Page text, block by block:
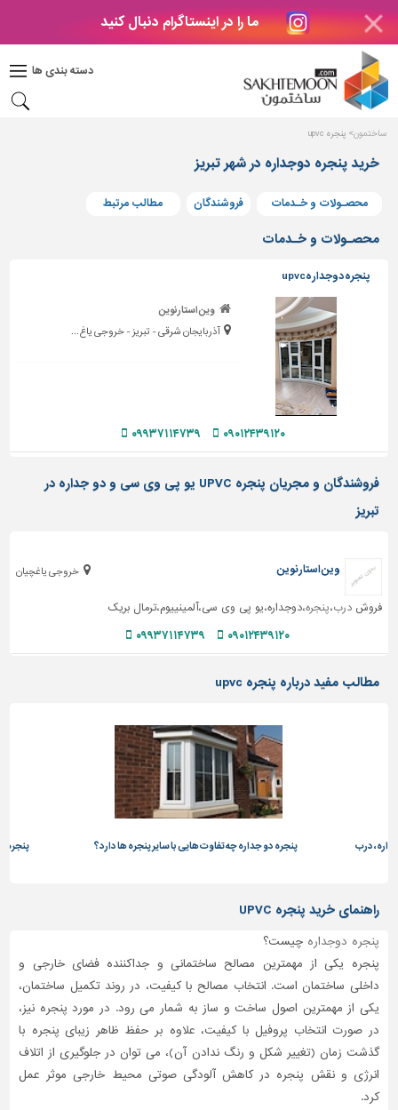
ما را در اینستاگرام دنبال کنید
دسته بندی ها
دکوراسیون
بتن
های
بتنی
و
پنجره
ساختمانی
پله،
نرده
حفاظ
دیوارپوش،
سرویس
ماشین
آلات
برقی،روشنایی،ایمنی
سازی
ساختمان
و
سازه
سایر
ساختمون پنجره upvc
خرید پنجره دوجداره در شهر تبریز
محصـولات و خـدمات فروشندگان مطالب مرتبط
محصـولات و خـدمات
پنجره دوجدارهupvc
وین استارنوین
آذربایجان شرقی - تبریز - خروجی یاغ...
۰۹۰۱۲۴۳۹۱۲۰ ۰۹۹۳۷۱۱۴۷۳۹
فروشندگان و مجریان پنجره UPVC یو پی وی سی و دو جداره در
تبریز
خروجی یاغچیان وین استارنوین
فروشدرب،پنجره،دوجداره،یو پی وی سی،آلمینییوم،ترمال بریک
۰۹۰۱۲۴۳۹۱۲۰ ۰۹۹۳۷۱۱۴۷۳۹
مطالب مفید درباره پنجره upvc
درب پنجره دو جداره چه تفاوت هایی با سایر پنجره ها دارد؟ پنجره
راهنمای خرید پنجره UPVC
پنجره دوجداره چیست؟
پنجره یکی از مهمترین مصالح ساختمانی و جداکننده فضای خارجی و
داخلی ساختمان است. انتخاب مصالح با کیفیت، در روند تکمیل ساختمان،
یکی از مهمترین اصول ساخت و ساز به شمار می رود. در مورد پنجره نیز،
در صورت انتخاب پروفیل با کیفیت، علاوه بر حفظ ظاهر زیبای پنجره با
گذشت زمان (تغییر شکل و رنگ ندادن آن)، می توان در جلوگیری از اتلاف
انرژی و نقش پنجره در کاهش آلودگی صوتی محیط خارجی موثر عمل
کرد.